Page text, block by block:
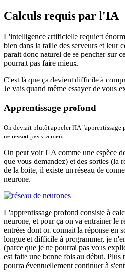
Calculs requis par l'IA
L'intelligence artificielle requiert
bien dans la taille des serveurs et leur
parait donc naturel de se pencher sur
pourrait pas faire mieux.
C'est là que ça devient difficile à
Je vais quand même essayer de vous
Apprentissage profond
On devrait plutôt appeler l'IA "apprentissage
ne ressort pas vraiment.
On peut voir l'IA comme une espèce
que vous demandez) et des sorties (la
de la boite, il existe un réseau de
neurone.
L'apprentissage profond consiste à
neurone, et pour ça on va entrainer le
entrées dont on connait la réponse en
longue et difficile à programmer, je
(parce que je ne pourrai pas vous
est faite une bonne fois au début. Plus
pourra éventuellement continuer à